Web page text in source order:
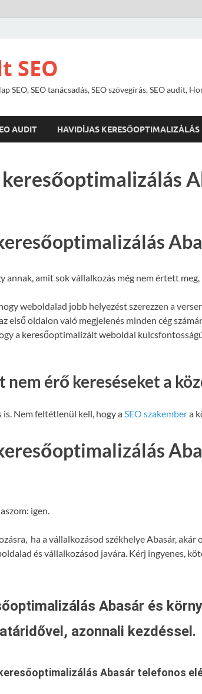
SEO
SEO, SEO tanácsadás, SEO szövegírás, SEO audit,
AUDIT HAVIDÍJAS KERESŐOPTIMALIZÁLÁS
keresőoptimalizálás
amit sok vállalkozás még nem értett
weboldalad jobb helyezést szerezzen a
első oldalon való megjelenés minden cég
a keresőoptimalizált weboldal
nem érő kereséseket a
is. Nem feltétlenül kell, hogy aSEO szakembera
igen.
ha a vállalkozásod székhelye Abasár,
és vállalkozásod javára. Kérj ingyenes,
Abasár és
azonnali kezdéssel.
Abasár telefonos